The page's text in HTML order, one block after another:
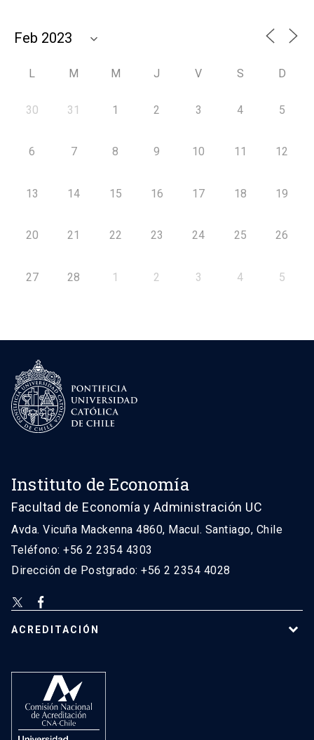
L M M J V S D
30 31 1 2 3 4 5
6 7 8 9 10 11 12
13 14 15 16 17 18 19
20 21 22 23 24 25 26
27 28 1 2 3 4 5
Instituto de Economía
Facultad de Economía y Administración UC
Avda. Vicuña Mackenna 4860, Macul. Santiago, Chile
Teléfono: +56 2 2354 4303
Dirección de Postgrado: +56 2 2354 4028
ACREDITACIÓN